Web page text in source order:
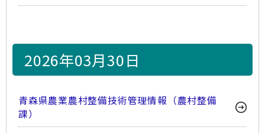
2026年03月30日
青森県農業農村整備技術管理情報（農村整備
課）